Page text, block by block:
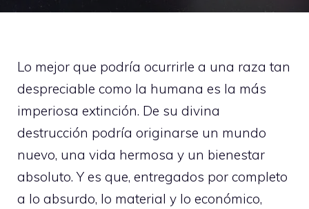
Lo mejor que podría ocurrirle a una raza tan
despreciable como la humana es la más
imperiosa extinción. De su divina
destrucción podría originarse un mundo
nuevo, una vida hermosa y un bienestar
absoluto. Y es que, entregados por completo
a lo absurdo, lo material y lo económico,